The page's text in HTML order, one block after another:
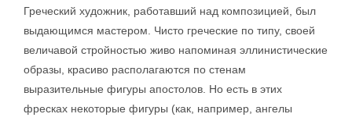
Греческий художник, работавший над композицией, был
выдающимся мастером. Чисто греческие по типу, своей
величавой стройностью живо напоминая эллинистические
образы, красиво располагаются по стенам
выразительные фигуры апостолов. Но есть в этих
фресках некоторые фигуры (как, например, ангелы